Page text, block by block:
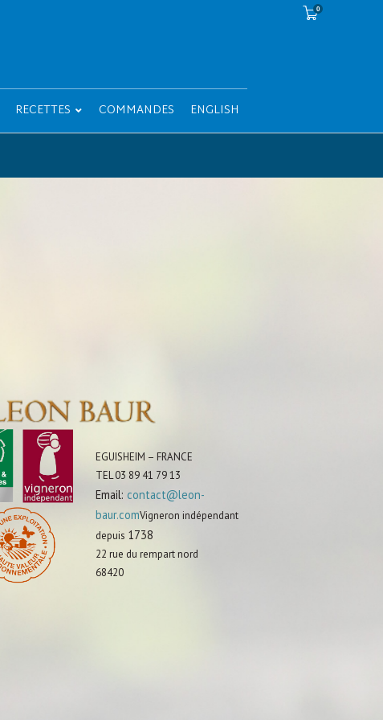
0
RECETTES COMMANDES ENGLISH
EGUISHEIM – FRANCE
TEL 03 89 41 79 13
Email: contact@leon-
baur.comVigneron indépendant
depuis 1738
22 rue du rempart nord
68420